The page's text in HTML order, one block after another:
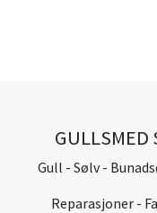
GULLSMED
Gull - Sølv -
Reparasjoner -